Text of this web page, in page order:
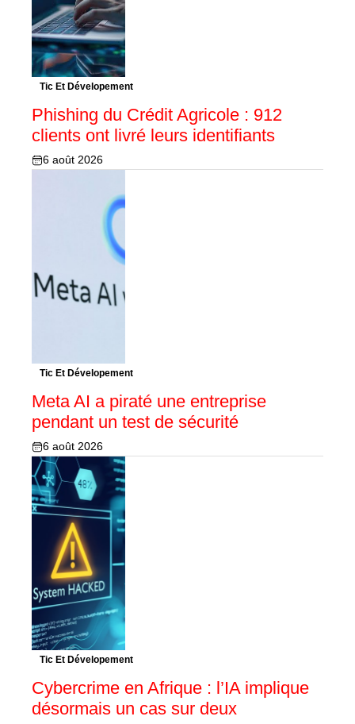
Tic Et Dévelopement
Phishing du Crédit Agricole : 912
clients ont livré leurs identifiants
6 août 2026
Tic Et Dévelopement
Meta AI a piraté une entreprise
pendant un test de sécurité
6 août 2026
Tic Et Dévelopement
Cybercrime en Afrique : l’IA implique
désormais un cas sur deux